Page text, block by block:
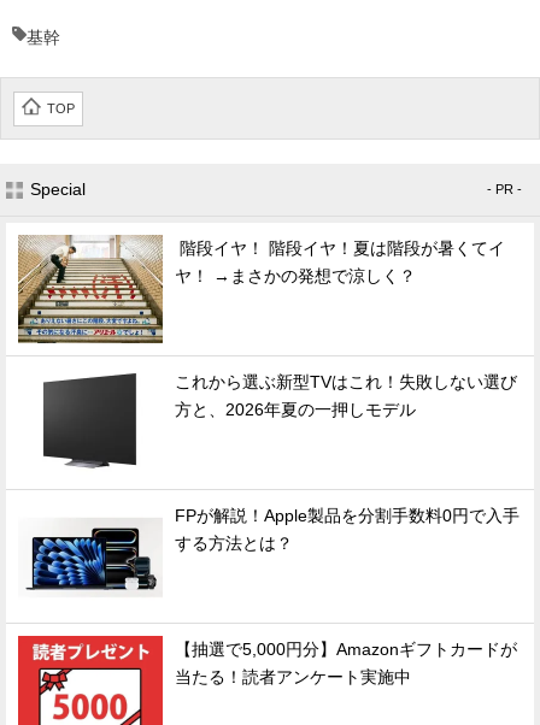
基幹
TOP
Special - PR -
階段イヤ！ 階段イヤ！夏は階段が暑くてイ
ヤ！ →まさかの発想で涼しく？
これから選ぶ新型TVはこれ！失敗しない選び
方と、2026年夏の一押しモデル
FPが解説！Apple製品を分割手数料0円で入手
する方法とは？
【抽選で5,000円分】Amazonギフトカードが
当たる！読者アンケート実施中